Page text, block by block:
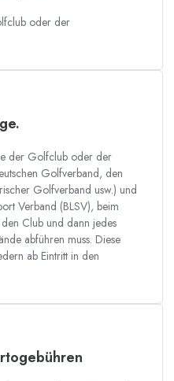
oder der
der Golfclub oder der
Golfverband, den
Golfverband usw.) und
Verband (BLSV), beim
Club und dann jedes
abführen muss. Diese
ab Eintritt in den